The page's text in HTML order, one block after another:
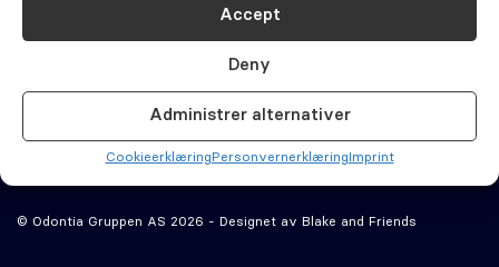
Funksjoner
basert på informasjon som overføres automatisk.
annonser og innhold.
Accept
Deny
Administrer alternativer
Cookie­erklæringPersonvernerklæringImprint
Om Odontia Tannlegene
Selge tannlegepraksis?
Kontakt oss
Tips og råd
Odontia Kompetanse
Våre klinikker
Cookie­erklæring (EU)
Personvernerklæring (EU)
Ansvars­fraskrivelse
Åpenhetsloven
Imprint
© Odontia Gruppen AS 2026 - Designet av Blake and Friends